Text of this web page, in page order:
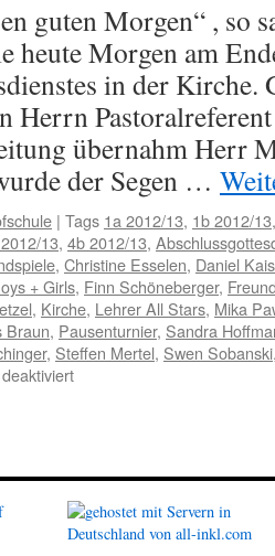
guten Morgen“ , so
heute Morgen am
in der Kirche.
Herrn
übernahm Herr
der Segen …
| Tags 1a 2012/13, 1b 2012/13
13, 4b 2012/13,
, Christine Esselen, Daniel
+ Girls, Finn Schöneberger,
, Kirche, Lehrer All Stars, Mika
Braun, Pausenturnier, Sandra
, Steffen Mertel, Swen Sobanski
für
Morgen